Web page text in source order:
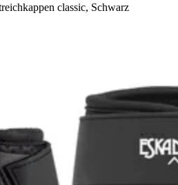
classic, Schwarz